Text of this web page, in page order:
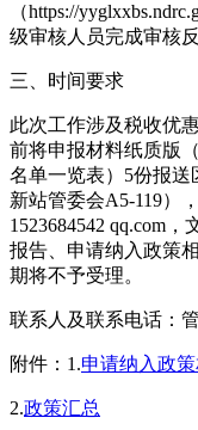
（https://
级审核人员完成审核反
三、时间要求
此次工作涉及税收优
前将申报材料纸质版
名单一览表）5份报送
新站管委会A5-119）
1523684542 qq.com
报告、申请纳入政策
期将不予受理。
联系人及联系电话：
附件：1.申请纳入政
2.政策汇总